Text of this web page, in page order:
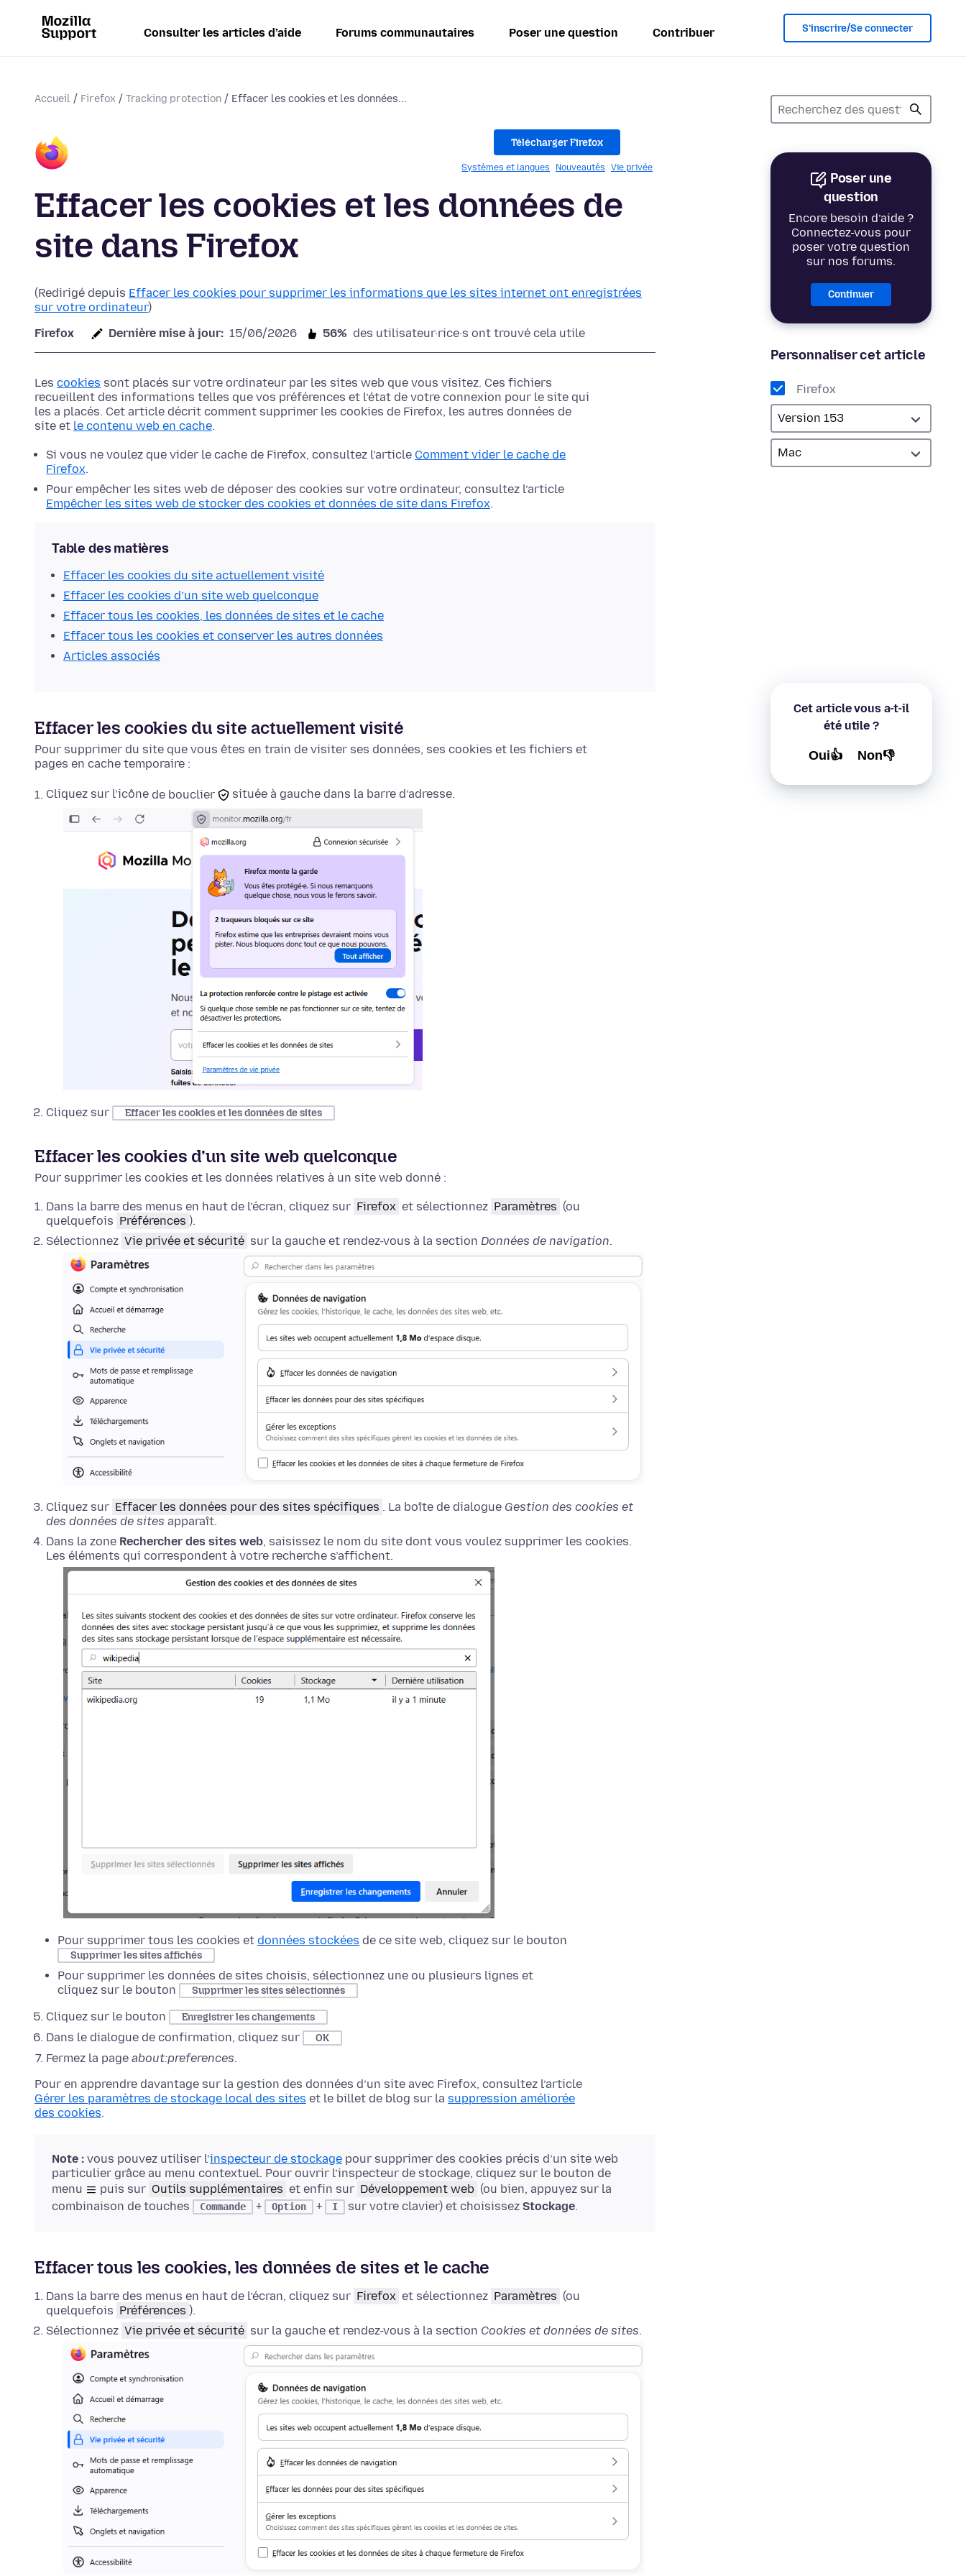
Consulter les articles d’aide Forums communautaires Poser une question Contribuer S’inscrire/Se connecter
Accueil Firefox Tracking protection Effacer les cookies et les données...
Poser une
question
Encore besoin d’aide ?
Connectez-vous pour
poser votre question
sur nos forums.
Continuer
Personnaliser cet article
Firefox
Cet article vous a-t-il
été utile ?
Oui👍 Non👎
Télécharger Firefox
Systèmes et langues Nouveautés Vie privée
Effacer les cookies et les données de
site dans Firefox
(Redirigé depuis Effacer les cookies pour supprimer les informations que les sites internet ont enregistrées
sur votre ordinateur)
Firefox
Dernière mise à jour: 15/06/2026 56% des utilisateur·rice·s ont trouvé cela utile
Les cookies sont placés sur votre ordinateur par les sites web que vous visitez. Ces fichiers
recueillent des informations telles que vos préférences et l’état de votre connexion pour le site qui
les a placés. Cet article décrit comment supprimer les cookies de Firefox, les autres données de
site et le contenu web en cache.
Si vous ne voulez que vider le cache de Firefox, consultez l’article Comment vider le cache de
Firefox.
Pour empêcher les sites web de déposer des cookies sur votre ordinateur, consultez l’article
Empêcher les sites web de stocker des cookies et données de site dans Firefox.
Table des matières
Effacer les cookies du site actuellement visité
Effacer les cookies d’un site web quelconque
Effacer tous les cookies, les données de sites et le cache
Effacer tous les cookies et conserver les autres données
Articles associés
Effacer les cookies du site actuellement visité
Pour supprimer du site que vous êtes en train de visiter ses données, ses cookies et les fichiers et
pages en cache temporaire :
Cliquez sur l’icône de bouclier située à gauche dans la barre d’adresse.
Cliquez sur Effacer les cookies et les données de sites
Effacer les cookies d’un site web quelconque
Pour supprimer les cookies et les données relatives à un site web donné :
Dans la barre des menus en haut de l’écran, cliquez sur Firefox et sélectionnez Paramètres (ou
quelquefois Préférences ).
Sélectionnez Vie privée et sécurité sur la gauche et rendez-vous à la section Données de navigation.
Cliquez sur Effacer les données pour des sites spécifiques . La boîte de dialogue Gestion des cookies et
des données de sites apparaît.
Dans la zone Rechercher des sites web, saisissez le nom du site dont vous voulez supprimer les cookies.
Les éléments qui correspondent à votre recherche s’affichent.
Pour supprimer tous les cookies et données stockées de ce site web, cliquez sur le bouton
Supprimer les sites affichés
Pour supprimer les données de sites choisis, sélectionnez une ou plusieurs lignes et
cliquez sur le bouton
Supprimer les sites sélectionnés
Cliquez sur le bouton Enregistrer les changements
Dans le dialogue de confirmation, cliquez sur OK
Fermez la page about:preferences.
Pour en apprendre davantage sur la gestion des données d’un site avec Firefox, consultez l’article
Gérer les paramètres de stockage local des sites et le billet de blog sur la suppression améliorée
des cookies.
Note : vous pouvez utiliser l’inspecteur de stockage pour supprimer des cookies précis d’un site web
particulier grâce au menu contextuel. Pour ouvrir l’inspecteur de stockage, cliquez sur le bouton de
menu
puis sur Outils supplémentaires et enfin sur Développement web (ou bien, appuyez sur la
combinaison de touches
Commande + Option + I sur votre clavier) et choisissez Stockage.
Effacer tous les cookies, les données de sites et le cache
Dans la barre des menus en haut de l’écran, cliquez sur Firefox et sélectionnez Paramètres (ou
quelquefois Préférences ).
Sélectionnez Vie privée et sécurité sur la gauche et rendez-vous à la section Cookies et données de sites.